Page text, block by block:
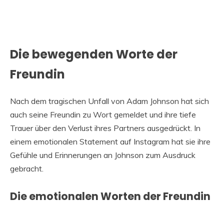
Die bewegenden Worte der
Freundin
Nach dem tragischen Unfall von Adam Johnson hat sich
auch seine Freundin zu Wort gemeldet und ihre tiefe
Trauer über den Verlust ihres Partners ausgedrückt. In
einem emotionalen Statement auf Instagram hat sie ihre
Gefühle und Erinnerungen an Johnson zum Ausdruck
gebracht.
Die emotionalen Worten der Freundin